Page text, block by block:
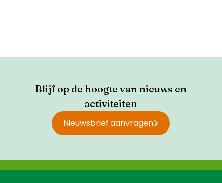
Blijf op de hoogte van nieuws en
activiteiten
Nieuwsbrief aanvragen